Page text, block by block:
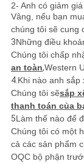
2- Anh có giảm
Vâng, nếu bạn
chúng tôi sẽ cung
3Những điều
Chúng tôi chấp
an toàn,Western
4. Khi nào anh sắp
Chúng tôi sẽsắp
thanh toán của
5Làm thế nào để
Chúng tôi có một
cả các sản phẩm
OQC bộ phận